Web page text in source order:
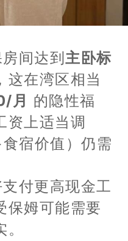
间达到主卧标
这在湾区相当
月
的隐性福
资上适当调
宿价值）仍需
付更高现金工
保姆可能需要